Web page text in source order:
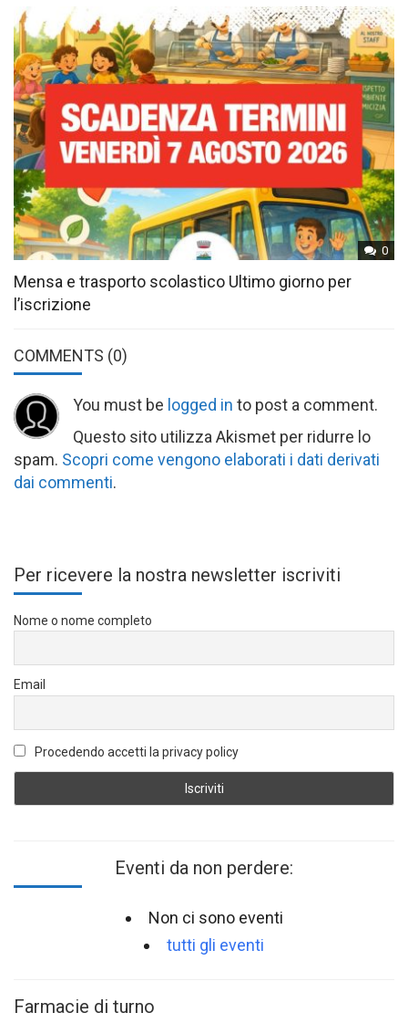
0
Mensa e trasporto scolastico Ultimo giorno per
l’iscrizione
COMMENTS (0)
You must be logged in to post a comment.
Questo sito utilizza Akismet per ridurre lo
spam. Scopri come vengono elaborati i dati derivati
dai commenti.
Per ricevere la nostra newsletter iscriviti
Nome o nome completo
Email
Procedendo accetti la privacy policy
Eventi da non perdere:
Non ci sono eventi
tutti gli eventi
Farmacie di turno